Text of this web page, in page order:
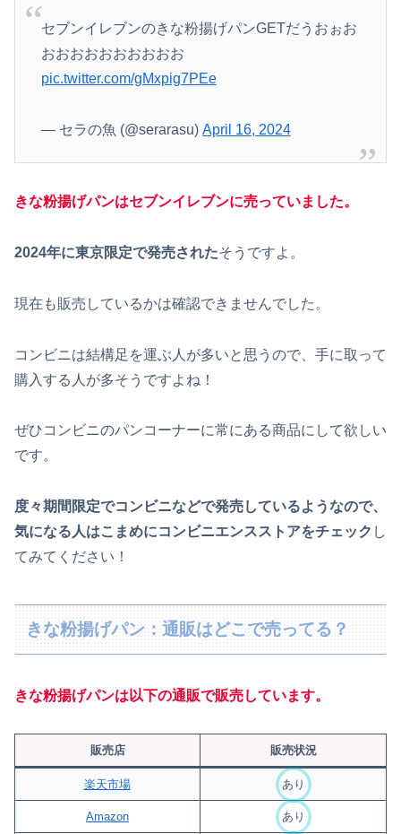
セブンイレブンのきな粉揚げパンGETだうおぉお
おおおおおおおおおお
pic.twitter.com/gMxpig7PEe
— セラの魚 (@serarasu) April 16, 2024
きな粉揚げパンはセブンイレブンに売っていました。
2024年に東京限定で発売されたそうですよ。
現在も販売しているかは確認できませんでした。
コンビニは結構足を運ぶ人が多いと思うので、手に取って
購入する人が多そうですよね！
ぜひコンビニのパンコーナーに常にある商品にして欲しい
です。
度々期間限定でコンビニなどで発売しているようなので、
気になる人はこまめにコンビニエンスストアをチェック し
てみてください！
きな粉揚げパン：通販はどこで売ってる？
きな粉揚げパンは以下の通販で販売しています。
販売店 販売状況
楽天市場 あり
Amazon あり